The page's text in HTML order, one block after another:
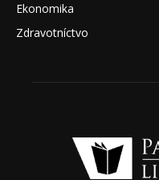
Ekonomika
Zdravotníctvo